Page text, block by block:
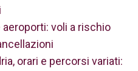
voli a rischio
orari e percorsi variati: